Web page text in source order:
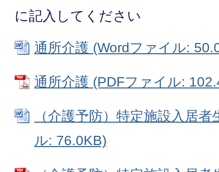
に記入してください
通所介護 (Wordファイル:
通所介護 (PDFファイル:
（介護予防）特定施設入居
ル: 76.0KB)